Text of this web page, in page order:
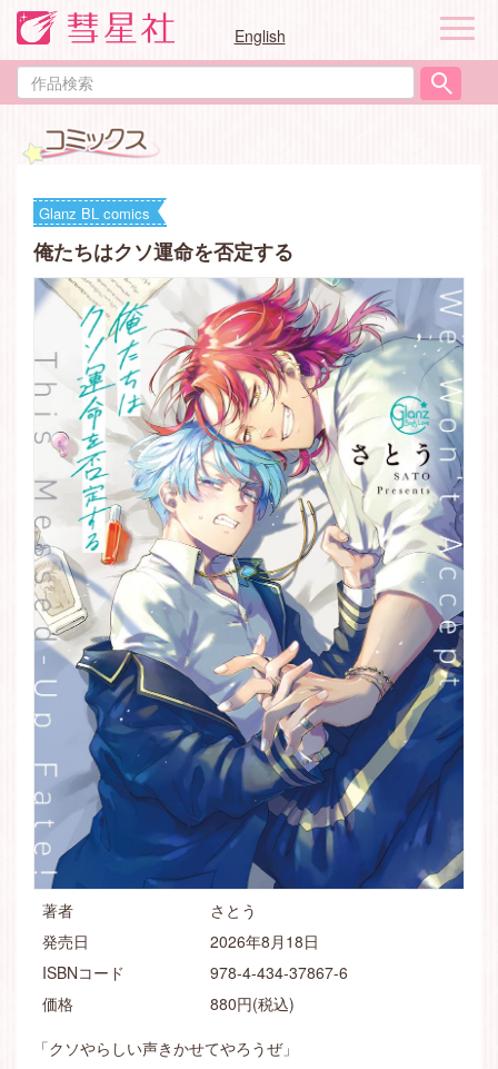
English
作
品
ナ
ゲ
ー
Glanz BL comics
俺たちはクソ運命を否定する
著者
さとう
発売日
2026年8月18日
ISBNコード
978-4-434-37867-6
価格
880円(税込)
「クソやらしい声きかせてやろうぜ」